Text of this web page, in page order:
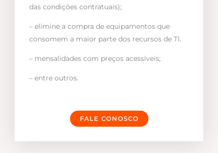
das condições contratuais);
– elimine a compra de equipamentos que
consomem a maior parte dos recursos de TI.
– mensalidades com preços acessíveis;
– entre outros.
FALE CONOSCO